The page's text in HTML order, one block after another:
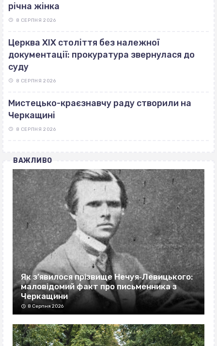
річна жінка
8 СЕРПНЯ 2026
Церква ХІХ століття без належної
документації: прокуратура звернулася до
суду
8 СЕРПНЯ 2026
Мистецько-краєзнавчу раду створили на
Черкащині
8 СЕРПНЯ 2026
ВАЖЛИВО
Як з’явилося прізвище Нечуя‐Левицького:
маловідомий факт про письменника з
Черкащини
8 Серпня 2026